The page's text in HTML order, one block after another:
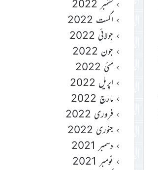
ستمبر 2022
اگست 2022
جولائی 2022
جون 2022
مئی 2022
اپریل 2022
مارچ 2022
فروری 2022
جنوری 2022
دسمبر 2021
نومبر 2021